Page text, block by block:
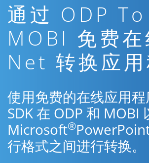
通过 ODP To
MOBI 免费在
Net 转换应用
使用免费的在线应用
SDK 在 ODP 和 MOBI
Microsoft®
行格式之间进行转换。